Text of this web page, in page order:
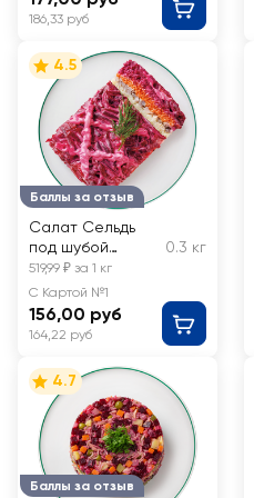
186,33 руб
Баллы за отзыв
4.5
Салат Сельдь
под шубой
классический
ЛЕНТА FRESH,
весовой
0.3 кг
519,99 ₽ за 1 кг
С Картой №1
156,00 руб
164,22 руб
Баллы за отзыв
4.7